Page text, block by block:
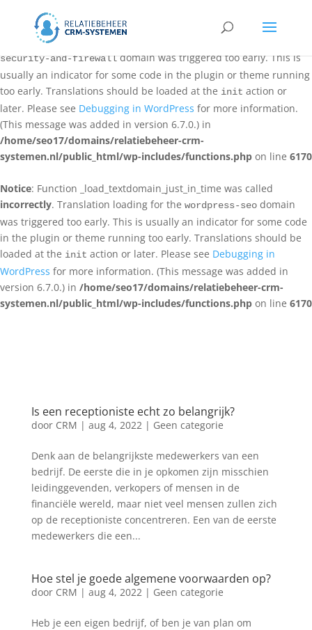
: Function _load_textdomain_just_in_time was called
incorrectly. Translation loading for the
security-and-firewalldomain was triggered too early. This is
usually an indicator for some code in the plugin or theme running
too early. Translations should be loaded at the init action or
later. Please see Debugging in WordPress for more information.
(This message was added in version 6.7.0.) in
/home/seo17/domains/relatiebeheer-crm-
systemen.nl/public_html/wp-includes/functions.php on line 6170
Notice: Function _load_textdomain_just_in_time was called
incorrectly. Translation loading for the wordpress-seo domain
was triggered too early. This is usually an indicator for some code
in the plugin or theme running too early. Translations should be
loaded at the init action or later. Please see Debugging in
WordPress for more information. (This message was added in
version 6.7.0.) in /home/seo17/domains/relatiebeheer-crm-
systemen.nl/public_html/wp-includes/functions.php on line 6170
Is een receptioniste echt zo belangrijk?
door CRM | aug 4, 2022| Geen categorie
Denk aan de belangrijkste medewerkers van een
bedrijf. De eerste die in je opkomen zijn misschien
leidinggevenden, verkopers of mensen in de
financiële wereld, maar niet veel mensen zullen zich
op de receptioniste concentreren. Een van de eerste
medewerkers die een...
Hoe stel je goede algemene voorwaarden op?
door CRM | aug 4, 2022| Geen categorie
Heb je een eigen bedrijf, of ben je van plan om